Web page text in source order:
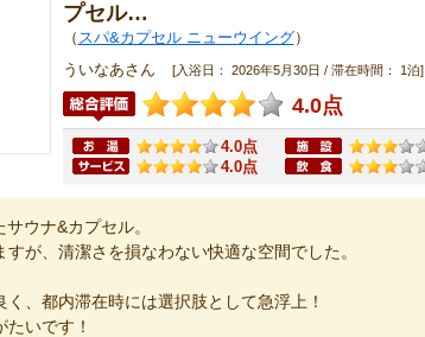
プセル…
（ スパ&カプセル ニューウイング）
ういなあさん
[入浴日： 2026年5月30日 / 滞在時間： 1泊]
4.0点
4.0点
4.0点
ウナ&カプセル。
が、清潔さを損なわない快適な空間でした。
、都内滞在時には選択肢として急浮上！
いです！